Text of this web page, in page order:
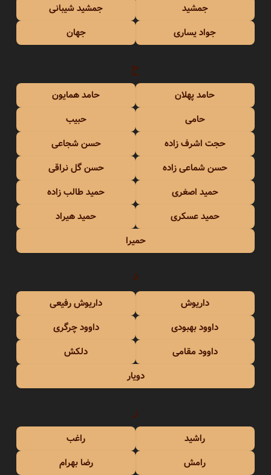
جمشید
جمشید شیبانی
جواد یساری
جهان
ح
حامد پهلان
حامد همایون
حامی
حبیب
حجت اشرف زاده
حسن شجاعی
حسن شماعی زاده
حسن گل نراقی
حمید اصغری
حمید طالب زاده
حمید عسکری
حمید هیراد
حمیرا
د
داریوش
داریوش رفیعی
داوود بهبودی
داوود چرگری
داوود مقامی
دلکش
دویار
ر
راشید
راغب
رامش
رضا بهرام